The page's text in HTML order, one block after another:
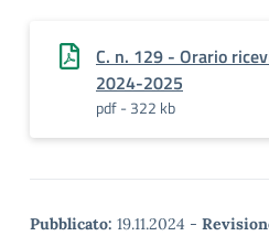
C. n. 129 - Orario
2024-2025
pdf - 322 kb
Pubblicato: 19.11.2024 -